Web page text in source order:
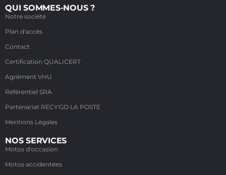
QUI SOMMES-NOUS ?
Notre société
Plan d'accès
Contact
Certification QUALICERT
Agrément VHU
Référentiel SRA
Partenariat RECY'GO LA POSTE
Mentions Légales
NOS SERVICES
Motos d'occasion
Motos accidentées